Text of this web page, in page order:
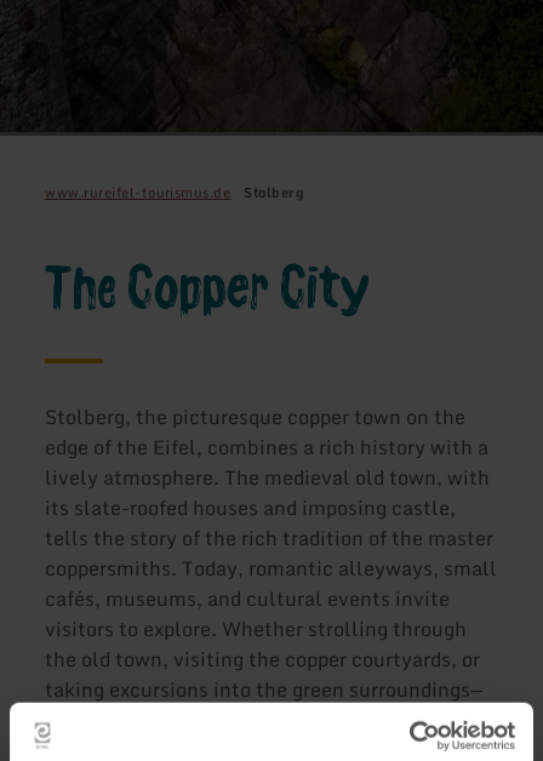
www.rureifel-tourismus.de Stolberg
The Copper City
Stolberg, the picturesque copper town on the
edge of the Eifel, combines a rich history with a
lively atmosphere. The medieval old town, with
its slate-roofed houses and imposing castle,
tells the story of the rich tradition of the master
coppersmiths. Today, romantic alleyways, small
cafés, museums, and cultural events invite
visitors to explore. Whether strolling through
the old town, visiting the copper courtyards, or
taking excursions into the green surroundings—
Stolberg combines historical heritage with a
modern zest for life.